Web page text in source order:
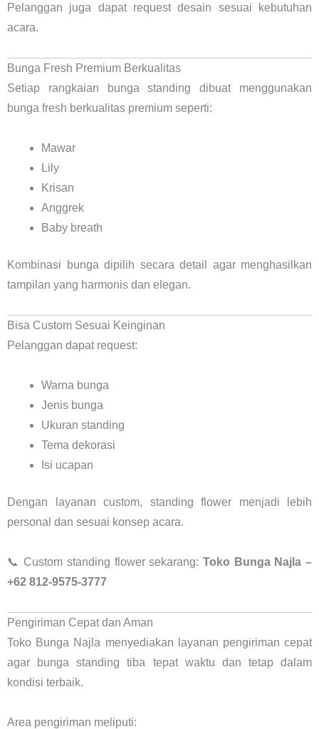
Pelanggan juga dapat request desain sesuai kebutuhan
acara.
Bunga Fresh Premium Berkualitas
Setiap rangkaian bunga standing dibuat menggunakan
bunga fresh berkualitas premium seperti:
Mawar
Lily
Krisan
Anggrek
Baby breath
Kombinasi bunga dipilih secara detail agar menghasilkan
tampilan yang harmonis dan elegan.
Bisa Custom Sesuai Keinginan
Pelanggan dapat request:
Warna bunga
Jenis bunga
Ukuran standing
Tema dekorasi
Isi ucapan
Dengan layanan custom, standing flower menjadi lebih
personal dan sesuai konsep acara.
📞 Custom standing flower sekarang: Toko Bunga Najla –
+62 812-9575-3777
Pengiriman Cepat dan Aman
Toko Bunga Najla menyediakan layanan pengiriman cepat
agar bunga standing tiba tepat waktu dan tetap dalam
kondisi terbaik.
Area pengiriman meliputi: